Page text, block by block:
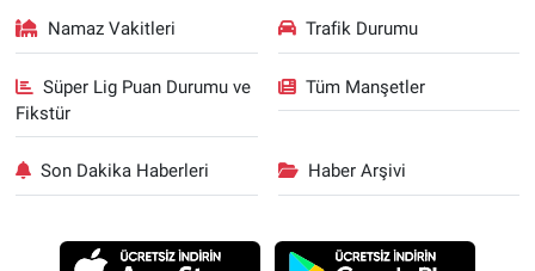
Namaz Vakitleri Trafik Durumu
Süper Lig Puan Durumu ve
Fikstür
Tüm Manşetler
Son Dakika Haberleri Haber Arşivi